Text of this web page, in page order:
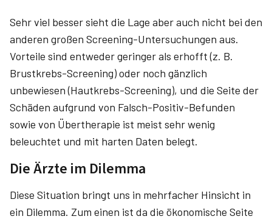
Sehr viel besser sieht die Lage aber auch nicht bei den
anderen großen Screening-Untersuchungen aus.
Vorteile sind entweder geringer als erhofft (z. B.
Brustkrebs-Screening) oder noch gänzlich
unbewiesen (Hautkrebs-Screening), und die Seite der
Schäden aufgrund von Falsch-Positiv-Befunden
sowie von Übertherapie ist meist sehr wenig
beleuchtet und mit harten Daten belegt.
Die Ärzte im Dilemma
Diese Situation bringt uns in mehrfacher Hinsicht in
ein Dilemma. Zum einen ist da die ökonomische Seite